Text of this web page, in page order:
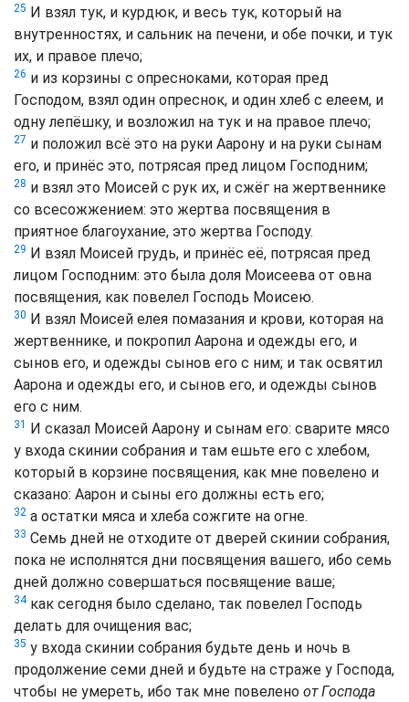
25 И взял тук, и курдюк, и весь тук, который на
внутренностях, и сальник на печени, и обе почки, и тук
их, и правое плечо;
26 и из корзины с опресноками, которая пред
Господом, взял один опреснок, и один хлеб с елеем, и
одну лепёшку, и возложил на тук и на правое плечо;
27 и положил всё это на руки Аарону и на руки сынам
его, и принёс это, потрясая пред лицом Господним;
28 и взял это Моисей с рук их, и сжёг на жертвеннике
со всесожжением: это жертва посвящения в
приятное благоухание, это жертва Господу.
29 И взял Моисей грудь, и принёс её, потрясая пред
лицом Господним: это была доля Моисеева от овна
посвящения, как повелел Господь Моисею.
30 И взял Моисей елея помазания и крови, которая на
жертвеннике, и покропил Аарона и одежды его, и
сынов его, и одежды сынов его с ним; и так освятил
Аарона и одежды его, и сынов его, и одежды сынов
его с ним.
31
И сказал Моисей Аарону и сынам его: сварите мясо
у входа скинии собрания и там ешьте его с хлебом,
который в корзине посвящения, как мне повелено и
сказано: Аарон и сыны его должны есть его;
32 а остатки мяса и хлеба сожгите на огне.
33 Семь дней не отходите от дверей скинии собрания,
пока не исполнятся дни посвящения вашего, ибо семь
дней должно совершаться посвящение ваше;
34как сегодня было сделано, так повелел Господь
делать для очищения вас;
35 у входа скинии собрания будьте день и ночь в
продолжение семи дней и будьте на страже у Господа,
чтобы не умереть, ибо так мне повелено от Господа